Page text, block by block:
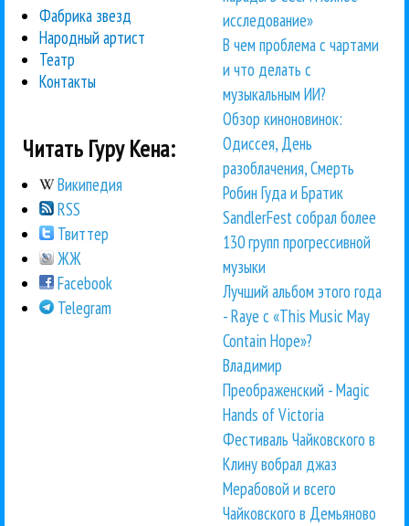
Фабрика звезд
Народный артист
Театр
Контакты
Читать Гуру Кена:
Википедия
RSS
Твиттер
ЖЖ
Facebook
Telegram
исследование»
В чем проблема с чартами
и что делать с
музыкальным ИИ?
Обзор киноновинок:
Одиссея, День
разоблачения, Смерть
Робин Гуда и Братик
SandlerFest собрал более
130 групп прогрессивной
музыки
Лучший альбом этого года
- Raye с «This Music May
Contain Hope»?
Владимир
Преображенский - Magic
Hands of Victoria
Фестиваль Чайковского в
Клину вобрал джаз
Мерабовой и всего
Чайковского в Демьяново